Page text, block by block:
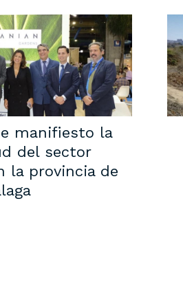
manifiesto la
del sector
la provincia de